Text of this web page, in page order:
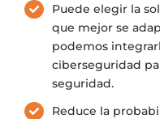
Puede elegir la
que mejor se
podemos
ciberseguridad
seguridad.
Reduce la